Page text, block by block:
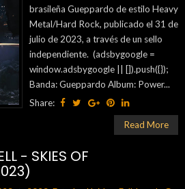
brasileña Gueppardo de estilo Heavy
Metal/Hard Rock, publicado el 31 de
julio de 2023, a través de un sello
independiente. (adsbygoogle =
window.adsbygoogle || []).push({});
Banda: Gueppardo Album: Power...
Share:
Read More
- SKIES OF